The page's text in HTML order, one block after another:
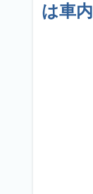
は車